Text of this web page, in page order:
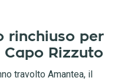
rinchiuso per
Rizzuto
travolto Amantea, il